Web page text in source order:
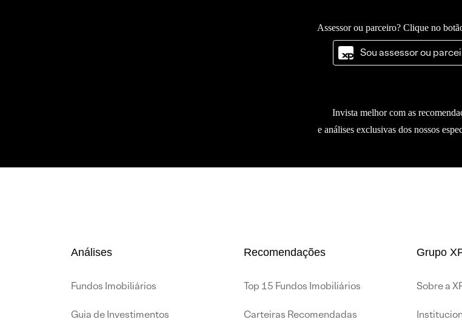
Assessor ou parceiro? Clique no
Sou assessor ou
Invista melhor com as
e análises exclusivas dos nossos
Análises
Fundos Imobiliários
Guia de Investimentos
Recomendações
Top 15 Fundos Imobiliários
Carteiras Recomendadas
Grupo
Sobre a